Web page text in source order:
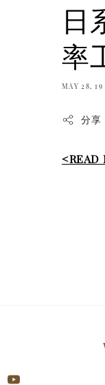
日
率
MAY 28, 19
分享
<READ